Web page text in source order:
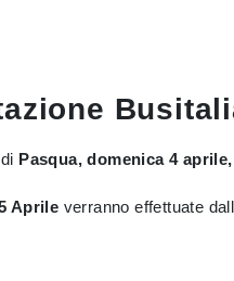
Pasqua, domenica 4
Aprile verranno effettuate